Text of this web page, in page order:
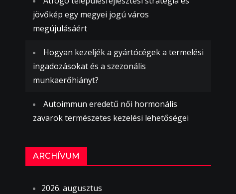
jövőkép egy megyei jogú város
megújulásáért
Hogyan kezeljék a gyártócégek a termelési
ingadozásokat és a szezonális
munkaerőhiányt?
Autoimmun eredetű női hormonális
zavarok természetes kezelési lehetőségei
ARCHÍVUM
2026. augusztus